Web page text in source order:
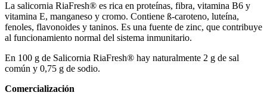
La salicornia RiaFresh® es rica en proteínas, fibra, vitamina B6 y
vitamina E, manganeso y cromo. Contiene ß-caroteno, luteína,
fenoles, flavonoides y taninos. Es una fuente de zinc, que contribuye
al funcionamiento normal del sistema inmunitario.
En 100 g de Salicornia RiaFresh® hay naturalmente 2 g de sal
común y 0,75 g de sodio.
Comercialización